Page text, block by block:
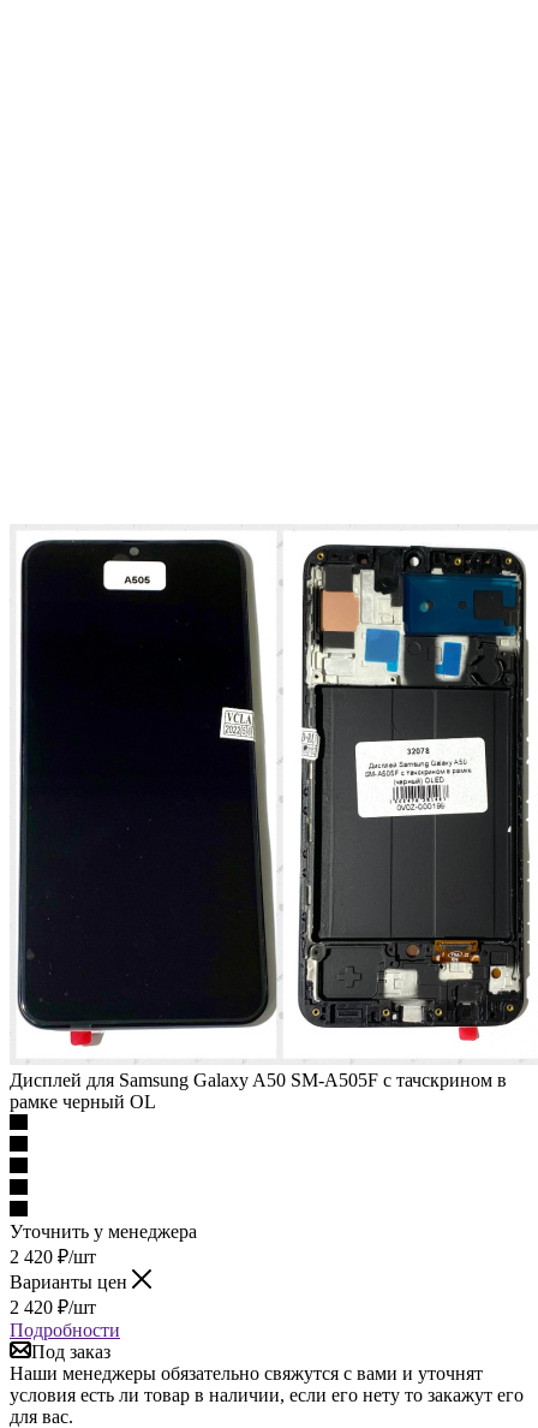
Дисплей для Samsung Galaxy A50 SM-A505F с тачскрином в
рамке черный OL
Уточнить у менеджера
2 420 ₽/шт
Варианты цен
2 420 ₽/шт
Подробности
Под заказ
Наши менеджеры обязательно свяжутся с вами и уточнят
условия есть ли товар в наличии, если его нету то закажут его
для вас.